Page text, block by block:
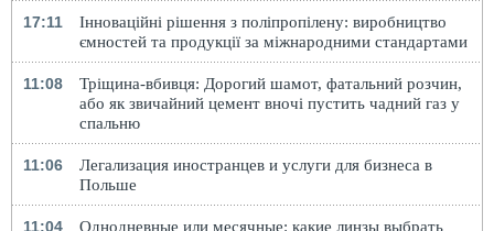
17:11
Інноваційні рішення з поліпропілену: виробництво
ємностей та продукції за міжнародними стандартами
11:08
Тріщина-вбивця: Дорогий шамот, фатальний розчин,
або як звичайний цемент вночі пустить чадний газ у
спальню
11:06
Легализация иностранцев и услуги для бизнеса в
Польше
11:04
Однодневные или месячные: какие линзы выбрать